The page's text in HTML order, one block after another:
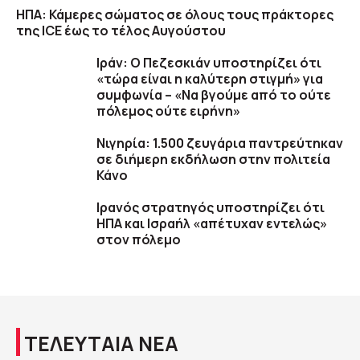
ΗΠΑ: Κάμερες σώματος σε όλους τους πράκτορες
της ICE έως το τέλος Αυγούστου
Ιράν: Ο Πεζεσκιάν υποστηρίζει ότι
«τώρα είναι η καλύτερη στιγμή» για
συμφωνία – «Να βγούμε από το ούτε
πόλεμος ούτε ειρήνη»
Νιγηρία: 1.500 ζευγάρια παντρεύτηκαν
σε διήμερη εκδήλωση στην πολιτεία
Κάνο
Ιρανός στρατηγός υποστηρίζει ότι
ΗΠΑ και Ισραήλ «απέτυχαν εντελώς»
στον πόλεμο
ΤΕΛΕΥΤΑΙΑ ΝΕΑ